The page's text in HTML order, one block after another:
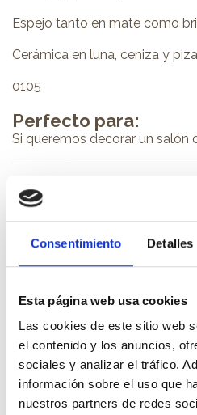
Consentimiento Detalles
Esta página web usa cookies
Las cookies de este sitio web
el contenido y los anuncios,
sociales y analizar el tráfico.
información sobre el uso que
nuestros partners de redes
Espejo tanto en mate como
Cerámica en luna, ceniza y
0105
Perfecto para:
Si queremos decorar un salón
PRODUCTOS
También te pueden interesar...